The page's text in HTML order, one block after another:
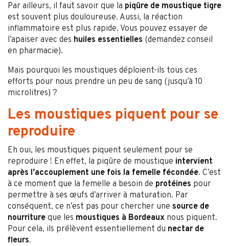
Par ailleurs, il faut savoir que la piqûre de moustique tigre
est souvent plus douloureuse. Aussi, la réaction
inflammatoire est plus rapide. Vous pouvez essayer de
l’apaiser avec des huiles essentielles (demandez conseil
en pharmacie).
Mais pourquoi les moustiques déploient-ils tous ces
efforts pour nous prendre un peu de sang (jusqu’à 10
microlitres) ?
Les moustiques piquent pour se
reproduire
Eh oui, les moustiques piquent seulement pour se
reproduire ! En effet, la piqûre de moustique intervient
après l’accouplement une fois la femelle fécondée. C’est
à ce moment que la femelle a besoin de protéines pour
permettre à ses œufs d’arriver à maturation. Par
conséquent, ce n’est pas pour chercher une source de
nourriture que les moustiques à Bordeaux nous piquent.
Pour cela, ils prélèvent essentiellement du nectar de
fleurs.